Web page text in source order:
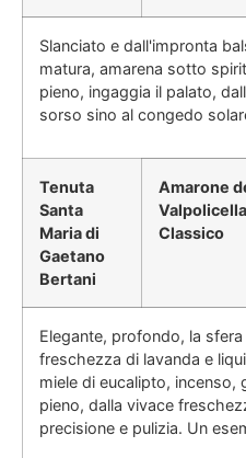
Slanciato e dall'impronta
matura, amarena sotto
pieno, ingaggia il palato,
sorso sino al congedo
Tenuta
Santa
Maria di
Gaetano
Bertani
Amarone
Valpolicella
Classico
Elegante, profondo, la
freschezza di lavanda e
miele di eucalipto,
pieno, dalla vivace
precisione e pulizia. Un